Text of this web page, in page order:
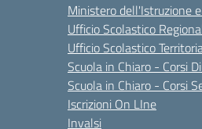
Ministero dell'Istruzione
Ufficio Scolastico
Ufficio Scolastico
Scuola in Chiaro - Corsi
Scuola in Chiaro - Corsi
Iscrizioni On LIne
Invalsi